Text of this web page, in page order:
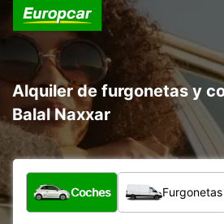
Alquiler de furgonetas y
Balal Naxxar
¿Qué tipo de vehículo?
Coches Furgonetas